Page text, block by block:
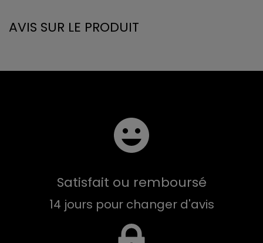
AVIS SUR LE PRODUIT
Satisfait ou remboursé
14 jours pour changer d'avis